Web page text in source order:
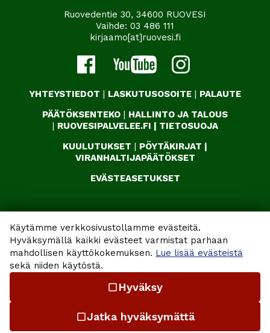
Käytämme verkkosivustollamme evästeitä.
Hyväksymällä kaikki evästeet varmistat parhaan
mahdollisen käyttökokemuksen. Lue lisää evästeistä
sekä niiden käytöstä.
check_box_outline_blank Hyväksy
check_box_outline_blankJatka hyväksymättä
Ruovedentie 30, 34600 RUOVESI
Vaihde: 03 486 111
kirjaamo[at]ruovesi.fi
YHTEYSTIEDOT | LASKUTUSOSOITE | PALAUTE
PÄÄTÖKSENTEKO | HALLINTO JA TALOUS
| RUOVESIPALVELEE.FI | TIETOSUOJA
KUULUTUKSET | PÖYTÄKIRJAT |
VIRANHALTIJAPÄÄTÖKSET
EVÄSTEASETUKSET